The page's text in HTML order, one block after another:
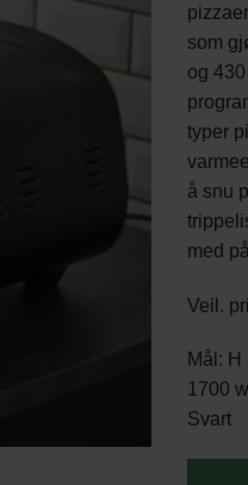
som
og
typer
å snu
med
Veil.
Mål: H
1700
Svart